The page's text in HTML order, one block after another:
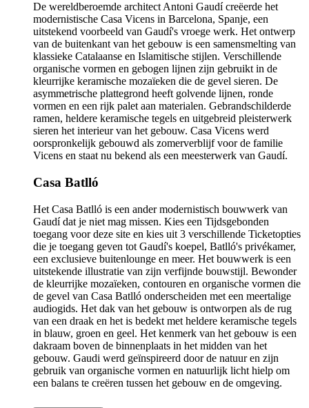
De wereldberoemde architect Antoni Gaudí creëerde het
modernistische Casa Vicens in Barcelona, Spanje, een
uitstekend voorbeeld van Gaudí's vroege werk. Het ontwerp
van de buitenkant van het gebouw is een samensmelting van
klassieke Catalaanse en Islamitische stijlen. Verschillende
organische vormen en gebogen lijnen zijn gebruikt in de
kleurrijke keramische mozaïeken die de gevel sieren. De
asymmetrische plattegrond heeft golvende lijnen, ronde
vormen en een rijk palet aan materialen. Gebrandschilderde
ramen, heldere keramische tegels en uitgebreid pleisterwerk
sieren het interieur van het gebouw. Casa Vicens werd
oorspronkelijk gebouwd als zomerverblijf voor de familie
Vicens en staat nu bekend als een meesterwerk van Gaudí.
Casa Batlló
Het Casa Batlló is een ander modernistisch bouwwerk van
Gaudí dat je niet mag missen. Kies een Tijdsgebonden
toegang voor deze site en kies uit 3 verschillende Ticketopties
die je toegang geven tot Gaudí's koepel, Batlló's privékamer,
een exclusieve buitenlounge en meer. Het bouwwerk is een
uitstekende illustratie van zijn verfijnde bouwstijl. Bewonder
de kleurrijke mozaïeken, contouren en organische vormen die
de gevel van Casa Batlló onderscheiden met een meertalige
audiogids. Het dak van het gebouw is ontworpen als de rug
van een draak en het is bedekt met heldere keramische tegels
in blauw, groen en geel. Het kenmerk van het gebouw is een
dakraam boven de binnenplaats in het midden van het
gebouw. Gaudi werd geïnspireerd door de natuur en zijn
gebruik van organische vormen en natuurlijk licht hielp om
een balans te creëren tussen het gebouw en de omgeving.